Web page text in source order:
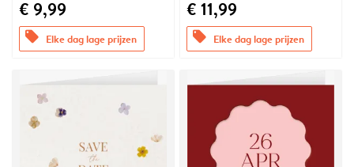
€ 9,99
offers Elke dag lage prijzen
€ 11,99
offers Elke dag lage prijzen